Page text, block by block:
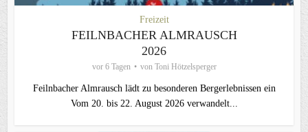
Freizeit
FEILNBACHER ALMRAUSCH
2026
vor 6 Tagen von Toni Hötzelsperger
Feilnbacher Almrausch lädt zu besonderen Bergerlebnissen ein
Vom 20. bis 22. August 2026 verwandelt...